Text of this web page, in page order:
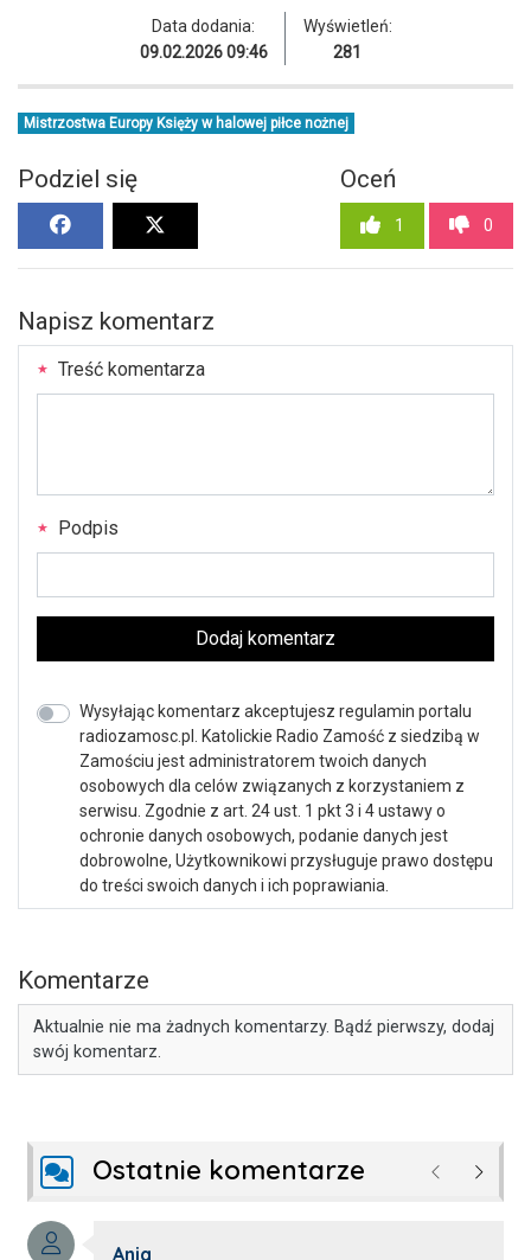
Data dodania:
09.02.2026 09:46
Wyświetleń:
281
Mistrzostwa Europy Księży w halowej piłce nożnej
Podziel się Oceń
1 0
Napisz komentarz
Treść komentarza
Podpis
Dodaj komentarz
Wysyłając komentarz akceptujesz regulamin portalu
radiozamosc.pl. Katolickie Radio Zamość z siedzibą w
Zamościu jest administratorem twoich danych
osobowych dla celów związanych z korzystaniem z
serwisu. Zgodnie z art. 24 ust. 1 pkt 3 i 4 ustawy o
ochronie danych osobowych, podanie danych jest
dobrowolne, Użytkownikowi przysługuje prawo dostępu
do treści swoich danych i ich poprawiania.
Komentarze
Aktualnie nie ma żadnych komentarzy. Bądź pierwszy, dodaj
swój komentarz.
Ostatnie komentarze Poprzednie
Autor komentarza:
Ania